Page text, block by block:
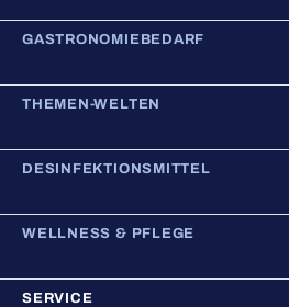
GASTRONOMIEBEDARF
THEMEN-WELTEN
DESINFEKTIONSMITTEL
WELLNESS & PFLEGE
SERVICE